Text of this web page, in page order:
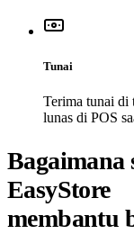
Tunai
Terima tunai di
lunas di POS
Bagaimana
EasyStore
membantu